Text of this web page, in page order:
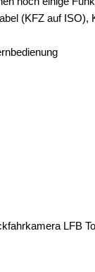
(KFZ auf ISO),
LFB